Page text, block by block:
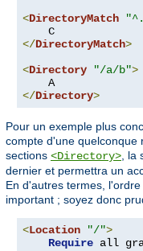
<DirectoryMatch
</DirectoryMatch>
<Directory "/a/b">
</Directory>
Pour un exemple plus
compte d'une quelconque
sections <Directory> ,
dernier et permettra un
En d'autres termes,
important ; soyez donc
<Location "/">
Require